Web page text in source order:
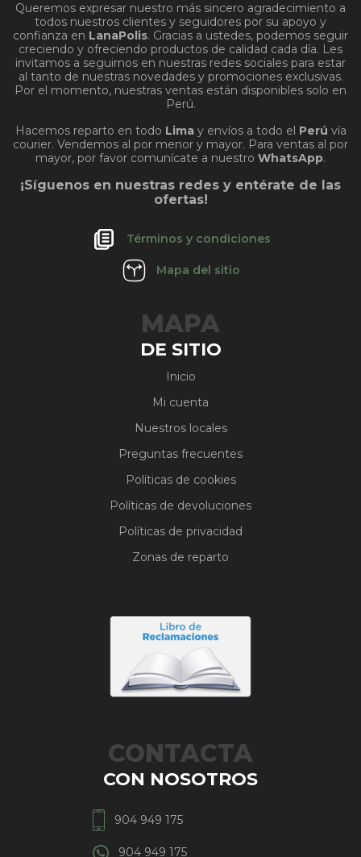
Queremos expresar nuestro más sincero agradecimiento a
todos nuestros clientes y seguidores por su apoyo y
confianza en LanaPolis. Gracias a ustedes, podemos seguir
creciendo y ofreciendo productos de calidad cada día. Les
invitamos a seguirnos en nuestras redes sociales para estar
al tanto de nuestras novedades y promociones exclusivas.
Por el momento, nuestras ventas están disponibles solo en
Perú.
Hacemos reparto en todo Lima y envíos a todo el Perú vía
courier. Vendemos al por menor y mayor. Para ventas al por
mayor, por favor comunícate a nuestro WhatsApp.
¡Síguenos en nuestras redes y entérate de las
ofertas!
Términos y condiciones
Mapa del sitio
MAPA
DE SITIO
Inicio
Mi cuenta
Nuestros locales
Preguntas frecuentes
Políticas de cookies
Políticas de devoluciones
Políticas de privacidad
Zonas de reparto
CONTACTA
CON NOSOTROS
904 949 175
904 949 175